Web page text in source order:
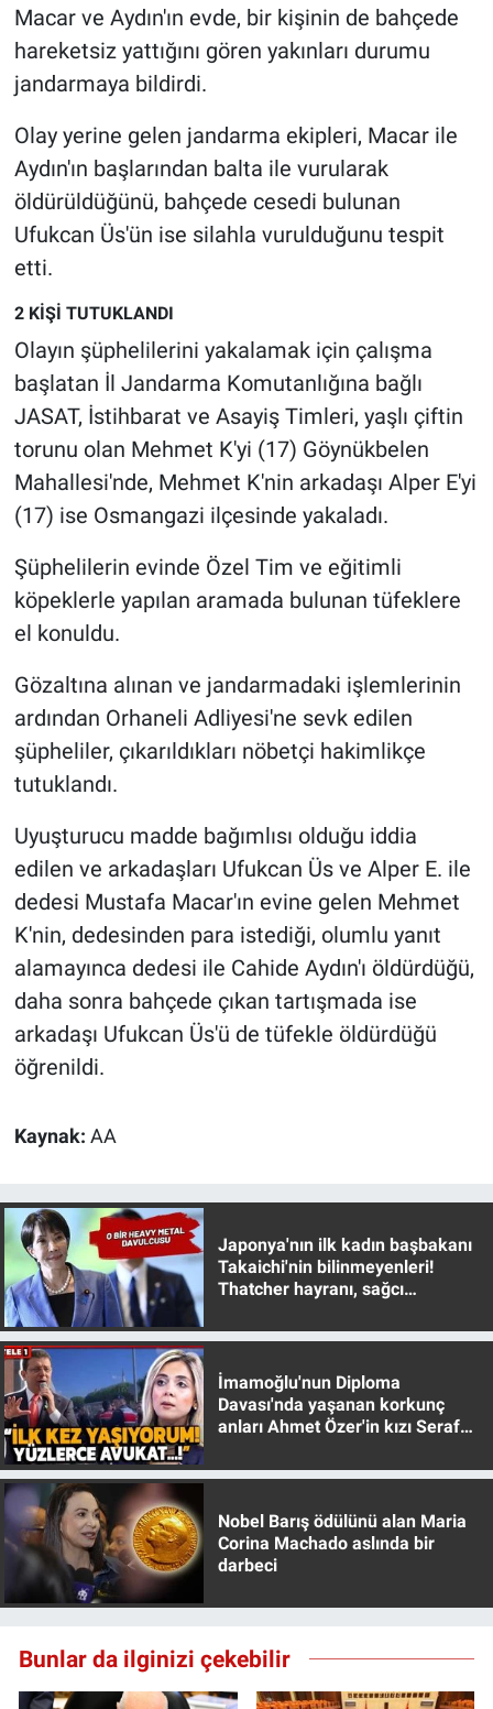
Macar ve Aydın'ın evde, bir kişinin de bahçede
hareketsiz yattığını gören yakınları durumu
jandarmaya bildirdi.
Olay yerine gelen jandarma ekipleri, Macar ile
Aydın'ın başlarından balta ile vurularak
öldürüldüğünü, bahçede cesedi bulunan
Ufukcan Üs'ün ise silahla vurulduğunu tespit
etti.
2 KİŞİ TUTUKLANDI
Olayın şüphelilerini yakalamak için çalışma
başlatan İl Jandarma Komutanlığına bağlı
JASAT, İstihbarat ve Asayiş Timleri, yaşlı çiftin
torunu olan Mehmet K'yi (17) Göynükbelen
Mahallesi'nde, Mehmet K'nin arkadaşı Alper E'yi
(17) ise Osmangazi ilçesinde yakaladı.
Şüphelilerin evinde Özel Tim ve eğitimli
köpeklerle yapılan aramada bulunan tüfeklere
el konuldu.
Gözaltına alınan ve jandarmadaki işlemlerinin
ardından Orhaneli Adliyesi'ne sevk edilen
şüpheliler, çıkarıldıkları nöbetçi hakimlikçe
tutuklandı.
Uyuşturucu madde bağımlısı olduğu iddia
edilen ve arkadaşları Ufukcan Üs ve Alper E. ile
dedesi Mustafa Macar'ın evine gelen Mehmet
K'nin, dedesinden para istediği, olumlu yanıt
alamayınca dedesi ile Cahide Aydın'ı öldürdüğü,
daha sonra bahçede çıkan tartışmada ise
arkadaşı Ufukcan Üs'ü de tüfekle öldürdüğü
öğrenildi.
Kaynak: AA
Japonya'nın ilk kadın başbakanı
Takaichi'nin bilinmeyenleri!
Thatcher hayranı, sağcı
İmamoğlu'nun Diploma
Davası'nda yaşanan korkunç
anları Ahmet Özer'in kızı Seraf
Nobel Barış ödülünü alan Maria
Corina Machado aslında bir
darbeci
Bunlar da ilginizi çekebilir
Kimdir
Koronavirüs
Kültür Sanat
Ne demişti
Nedir
Programlar
Sağlık
Spor
Teknoloji
Türkiye'nin Geleceği
Türkiye'nin Gündemi
Yerel Gündem
Yerel Yaşam
Canlı Yayın